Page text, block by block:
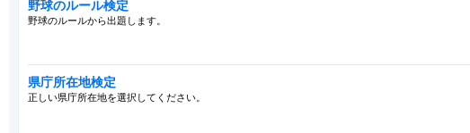
野球のルール検定
野球のルールから出題します。
県庁所在地検定
正しい県庁所在地を選択してください。